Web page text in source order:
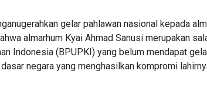
gelar pahlawan nasional kepada
almarhum Kyai Ahmad Sanusi merupakan
Indonesia (BPUPKI) yang belum mendapat
negara yang menghasilkan kompromi